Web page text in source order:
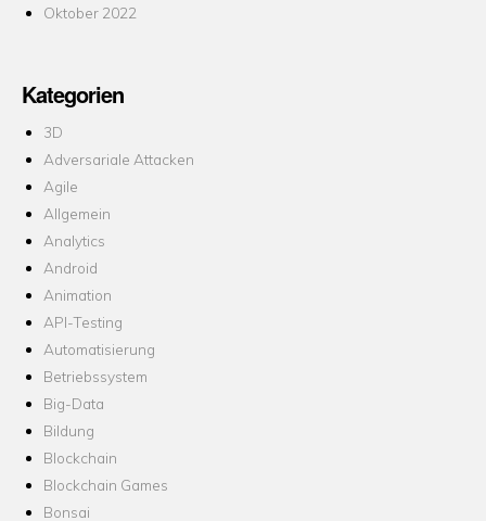
Oktober 2022
Kategorien
3D
Adversariale Attacken
Agile
Allgemein
Analytics
Android
Animation
API-Testing
Automatisierung
Betriebssystem
Big-Data
Bildung
Blockchain
Blockchain Games
Bonsai